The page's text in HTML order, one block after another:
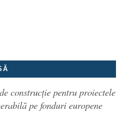
construcție pentru proiectele
pe fonduri europene